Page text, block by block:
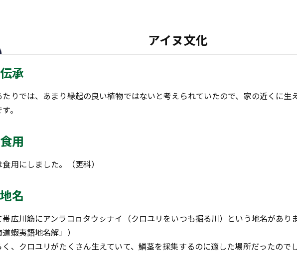
アイヌ文化
伝承
たりでは、あまり縁起の良い植物ではないと考えられていたので、家の近くに生
。
食用
用にしました。（更科）
地名
帯広川筋にアンラコㇿタウㇱナイ（クロユリをいつも掘る川）という地名があり
道蝦夷語地名解」）
く、クロユリがたくさん生えていて、鱗茎を採集するのに適した場所だったのでし